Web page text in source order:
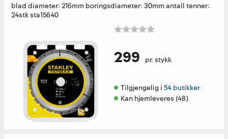
blad diameter: 216mm boringsdiameter: 30mm antall tenner:
24stk sta15640
299 pr. stykk
Tilgjengelig i 54 butikker
Kan hjemleveres (48)